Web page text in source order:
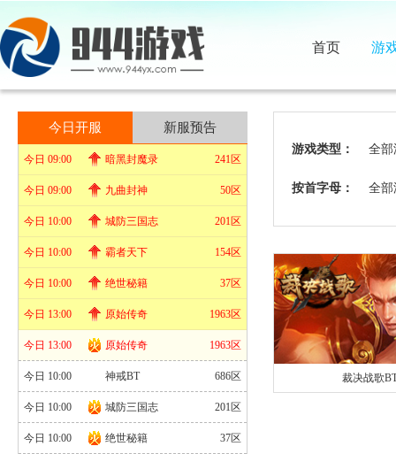
首页 游
今日开服 新服预告
今日 09:00 暗黑封魔录 241区
今日 09:00 九曲封神 50区
今日 10:00 城防三国志 201区
今日 10:00 霸者天下 154区
今日 10:00 绝世秘籍 37区
今日 13:00 原始传奇 1963区
今日 13:00 原始传奇 1963区
今日 10:00 神戒BT 686区
今日 10:00 城防三国志 201区
今日 10:00 绝世秘籍 37区
游戏类型： 全部
按首字母： 全部
裁决战歌